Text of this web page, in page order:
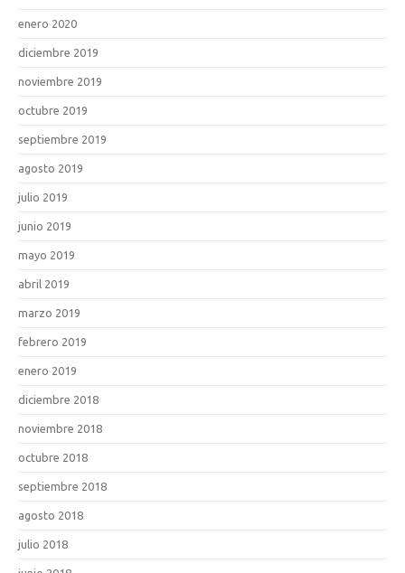
enero 2020
diciembre 2019
noviembre 2019
octubre 2019
septiembre 2019
agosto 2019
julio 2019
junio 2019
mayo 2019
abril 2019
marzo 2019
febrero 2019
enero 2019
diciembre 2018
noviembre 2018
octubre 2018
septiembre 2018
agosto 2018
julio 2018